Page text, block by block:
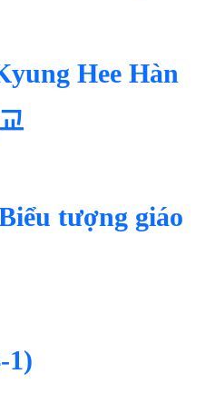
Hee Hàn
tượng giáo
1)